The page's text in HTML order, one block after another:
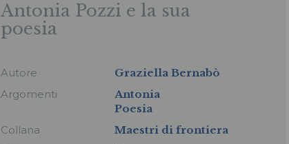
Antonia Pozzi e la sua
poesia
Autore
Graziella Bernabò
Argomenti
Antonia
Poesia
Collana
Maestri di frontiera